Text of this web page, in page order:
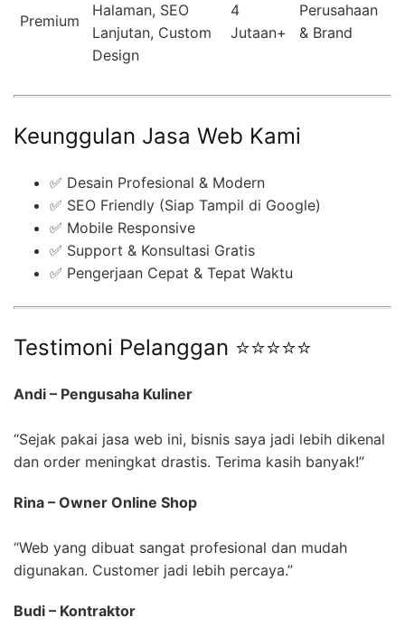
Premium
Halaman, SEO
Lanjutan, Custom
Design
4
Jutaan+
Perusahaan
& Brand
Keunggulan Jasa Web Kami
✅ Desain Profesional & Modern
✅ SEO Friendly (Siap Tampil di Google)
✅ Mobile Responsive
✅ Support & Konsultasi Gratis
✅ Pengerjaan Cepat & Tepat Waktu
Testimoni Pelanggan ⭐⭐⭐⭐⭐
Andi – Pengusaha Kuliner
“Sejak pakai jasa web ini, bisnis saya jadi lebih dikenal
dan order meningkat drastis. Terima kasih banyak!”
Rina – Owner Online Shop
“Web yang dibuat sangat profesional dan mudah
digunakan. Customer jadi lebih percaya.”
Budi – Kontraktor